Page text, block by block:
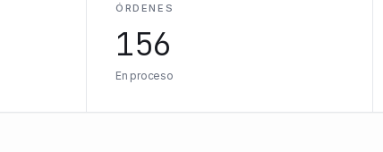
ÓRDENES
156
En proceso